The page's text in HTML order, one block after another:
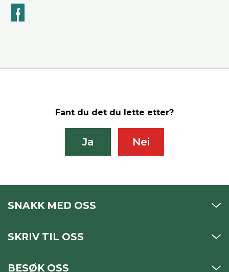
Fant du det du lette etter?
Ja Nei
SNAKK MED OSS
SKRIV TIL OSS
BESØK OSS